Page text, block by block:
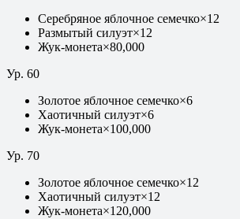
Серебряное яблочное семечко×12
Размытый силуэт×12
Жук-монета×80,000
Ур. 60
Золотое яблочное семечко×6
Хаотичный силуэт×6
Жук-монета×100,000
Ур. 70
Золотое яблочное семечко×12
Хаотичный силуэт×12
Жук-монета×120,000